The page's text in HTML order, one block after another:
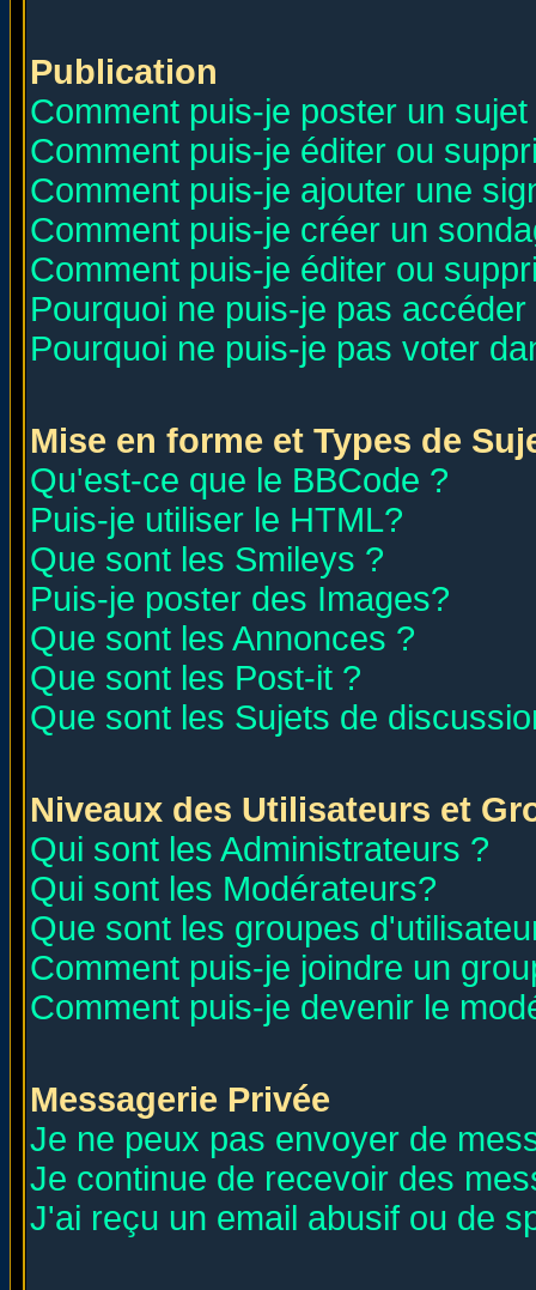
Publication
Comment puis-je poster un
Comment puis-je éditer ou
Comment puis-je ajouter une
Comment puis-je créer un
Comment puis-je éditer ou
Pourquoi ne puis-je pas
Pourquoi ne puis-je pas voter
Mise en forme et Types de
Qu'est-ce que le BBCode ?
Puis-je utiliser le HTML?
Que sont les Smileys ?
Puis-je poster des Images?
Que sont les Annonces ?
Que sont les Post-it ?
Que sont les Sujets de
Niveaux des Utilisateurs et
Qui sont les Administrateurs ?
Qui sont les Modérateurs?
Que sont les groupes
Comment puis-je joindre un
Comment puis-je devenir le
Messagerie Privée
Je ne peux pas envoyer de
Je continue de recevoir des
J'ai reçu un email abusif ou de